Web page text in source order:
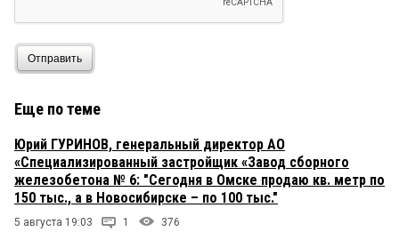
Отправить
Еще по теме
Юрий ГУРИНОВ, генеральный директор АО
«Специализированный застройщик «Завод сборного
железобетона № 6: "Сегодня в Омске продаю кв. метр по
150 тыс., а в Новосибирске – по 100 тыс."
5 августа 19:03 1 376